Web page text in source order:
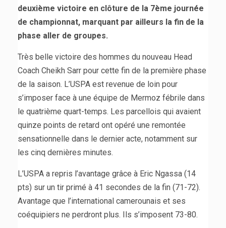
deuxième victoire en clôture de la 7ème journée
de championnat, marquant par ailleurs la fin de la
phase aller de groupes.
Très belle victoire des hommes du nouveau Head
Coach Cheikh Sarr pour cette fin de la première phase
de la saison. L’USPA est revenue de loin pour
s’imposer face à une équipe de Mermoz fébrile dans
le quatrième quart-temps. Les parcellois qui avaient
quinze points de retard ont opéré une remontée
sensationnelle dans le dernier acte, notamment sur
les cinq dernières minutes.
L’USPA a repris l’avantage grâce à Eric Ngassa (14
pts) sur un tir primé à 41 secondes de la fin (71-72).
Avantage que l’international camerounais et ses
coéquipiers ne perdront plus. Ils s’imposent 73-80.